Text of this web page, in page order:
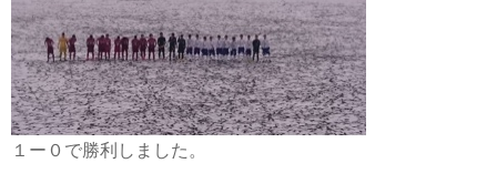
１ー０で勝利しました。